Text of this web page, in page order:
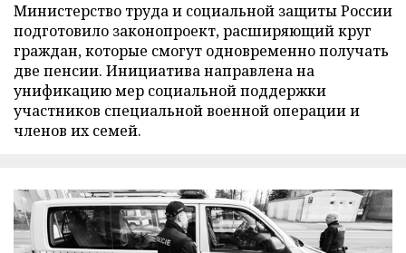
Министерство труда и социальной защиты России
подготовило законопроект, расширяющий круг
граждан, которые смогут одновременно получать
две пенсии. Инициатива направлена на
унификацию мер социальной поддержки
участников специальной военной операции и
членов их семей.